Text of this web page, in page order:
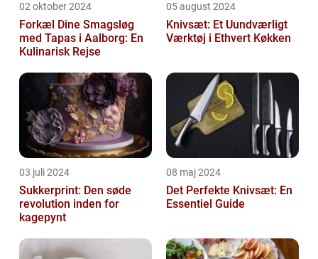
02 oktober 2024
Forkæl Dine Smagsløg
med Tapas i Aalborg: En
Kulinarisk Rejse
05 august 2024
Knivsæt: Et Uundværligt
Værktøj i Ethvert Køkken
03 juli 2024
Sukkerprint: Den søde
revolution inden for
kagepynt
08 maj 2024
Det Perfekte Knivsæt: En
Essentiel Guide